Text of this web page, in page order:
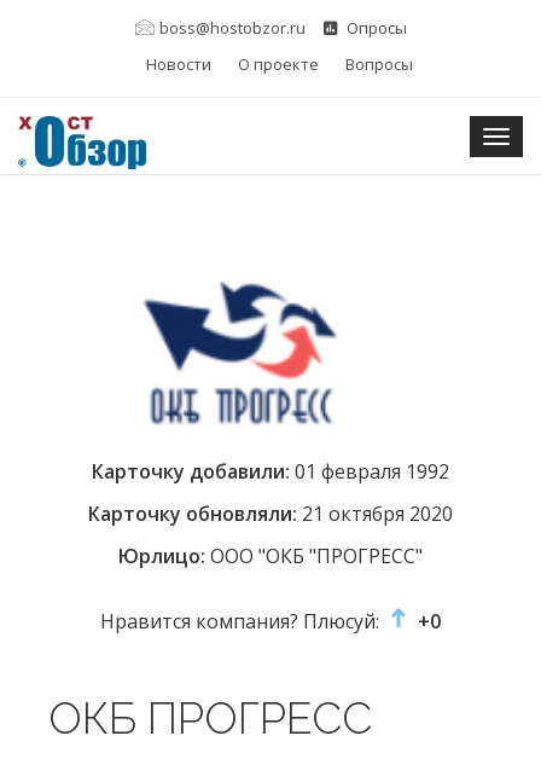
boss@hostobzor.ru
Опросы
Новости
О проекте Вопросы
Карточку добавили: 01 февраля 1992
Карточку обновляли: 21 октября 2020
Юрлицо: ООО "ОКБ "ПРОГРЕСС"
Нравится компания? Плюсуй: +0
ОКБ ПРОГРЕСС